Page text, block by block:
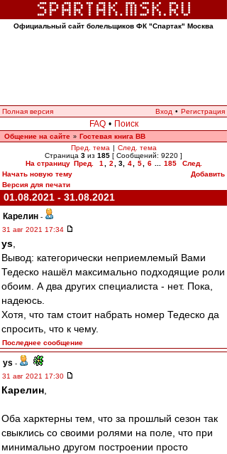
Официальный сайт болельщиков ФК "Спартак" Москва
Полная версия Вход • Регистрация
FAQ • Поиск
Общение на сайте » Гостевая книга ВВ
Пред. тема | След. тема
Страница 3 из 185 [ Сообщений: 9220 ]
На страницу Пред. 1 2 3, 4 5 6 185
След.
Начать новую тему
Добавить
Версия для печати
01.08.2021 - 31.08.2021
Карелин -
31 авг 2021 17:34
ys
Вывод: категорически неприемлемый Вами
Тедеско нашёл максимально подходящие роли
обоим. А два других специалиста - нет. Пока,
надеюсь.
Хотя, что там стоит набрать номер Тедеско да
спросить, что к чему.
Последнее сообщение
ys -
31 авг 2021 17:30
Карелин
Оба харктерны тем, что за прошлый сезон так
свыклись со своими ролями на поле, что при
минимально другом построении просто